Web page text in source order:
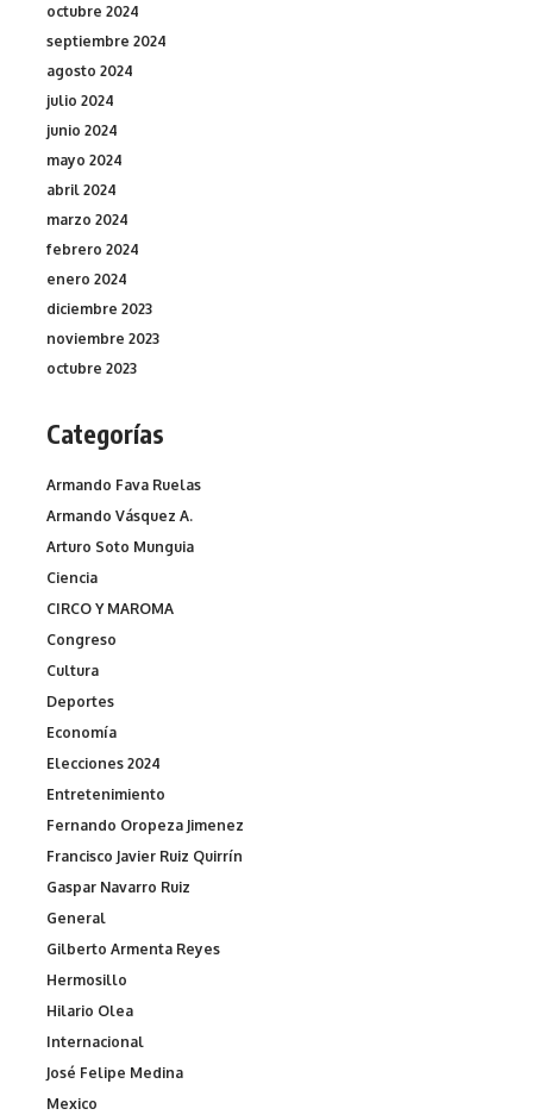
octubre 2024
septiembre 2024
agosto 2024
julio 2024
junio 2024
mayo 2024
abril 2024
marzo 2024
febrero 2024
enero 2024
diciembre 2023
noviembre 2023
octubre 2023
Categorías
Armando Fava Ruelas
Armando Vásquez A.
Arturo Soto Munguia
Ciencia
CIRCO Y MAROMA
Congreso
Cultura
Deportes
Economía
Elecciones 2024
Entretenimiento
Fernando Oropeza Jimenez
Francisco Javier Ruiz Quirrín
Gaspar Navarro Ruiz
General
Gilberto Armenta Reyes
Hermosillo
Hilario Olea
Internacional
José Felipe Medina
Mexico